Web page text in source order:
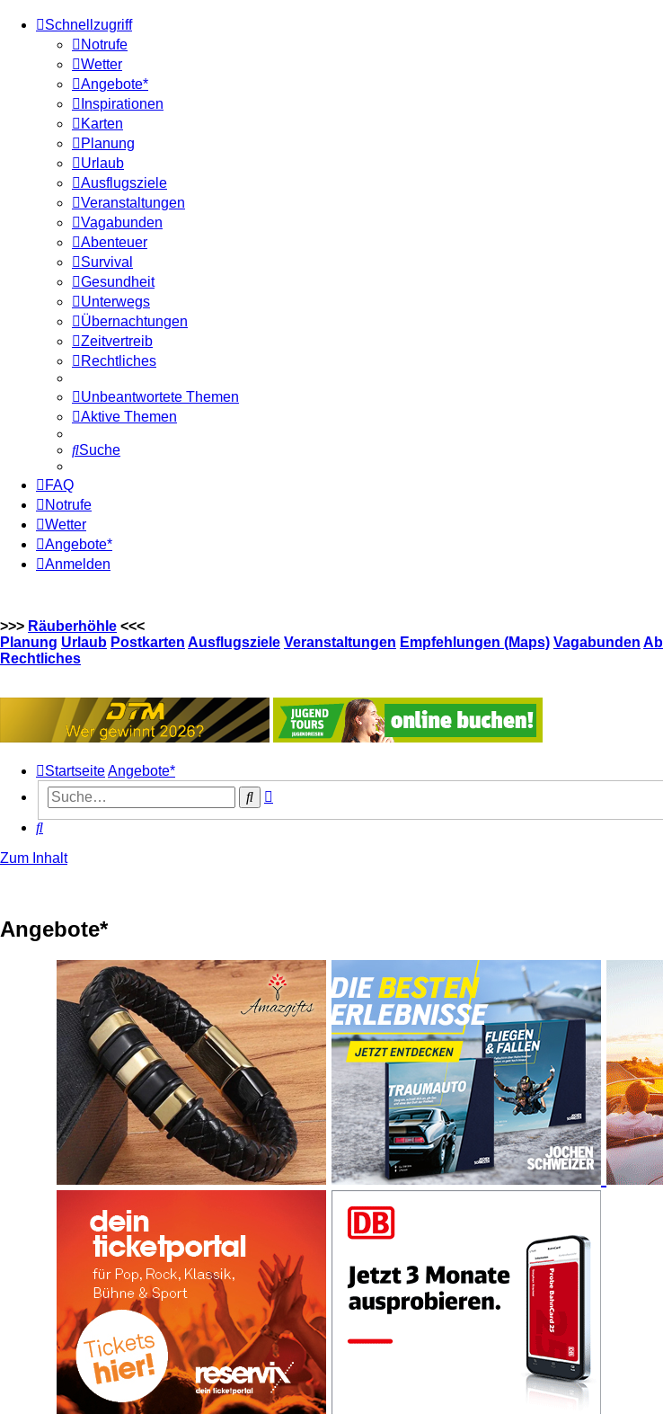
Schnellzugriff
Notrufe
Wetter
Angebote*
Inspirationen
Karten
Planung
Urlaub
Ausflugsziele
Veranstaltungen
Vagabunden
Abenteuer
Survival
Gesundheit
Unterwegs
Übernachtungen
Zeitvertreib
Rechtliches
Unbeantwortete Themen
Aktive Themen
Suche
FAQ
Notrufe
Wetter
Angebote*
Anmelden
>>> Räuberhöhle <<<
Planung Urlaub Postkarten Ausflugsziele Veranstaltungen Empfehlungen (Maps) Vagabunden
Rechtliches
StartseiteAngebote*
Suche
Suche
Zum Inhalt
Angebote*